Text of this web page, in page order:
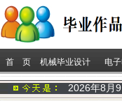
首 页 机械毕业设计 电
2026年8月